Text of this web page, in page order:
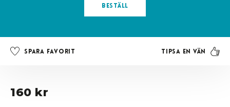
Beställ
Spara favorit Tipsa en vän
160 kr